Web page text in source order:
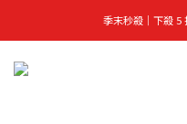
首購禮｜加入會
季末秒殺｜下殺 5
👑立即成為